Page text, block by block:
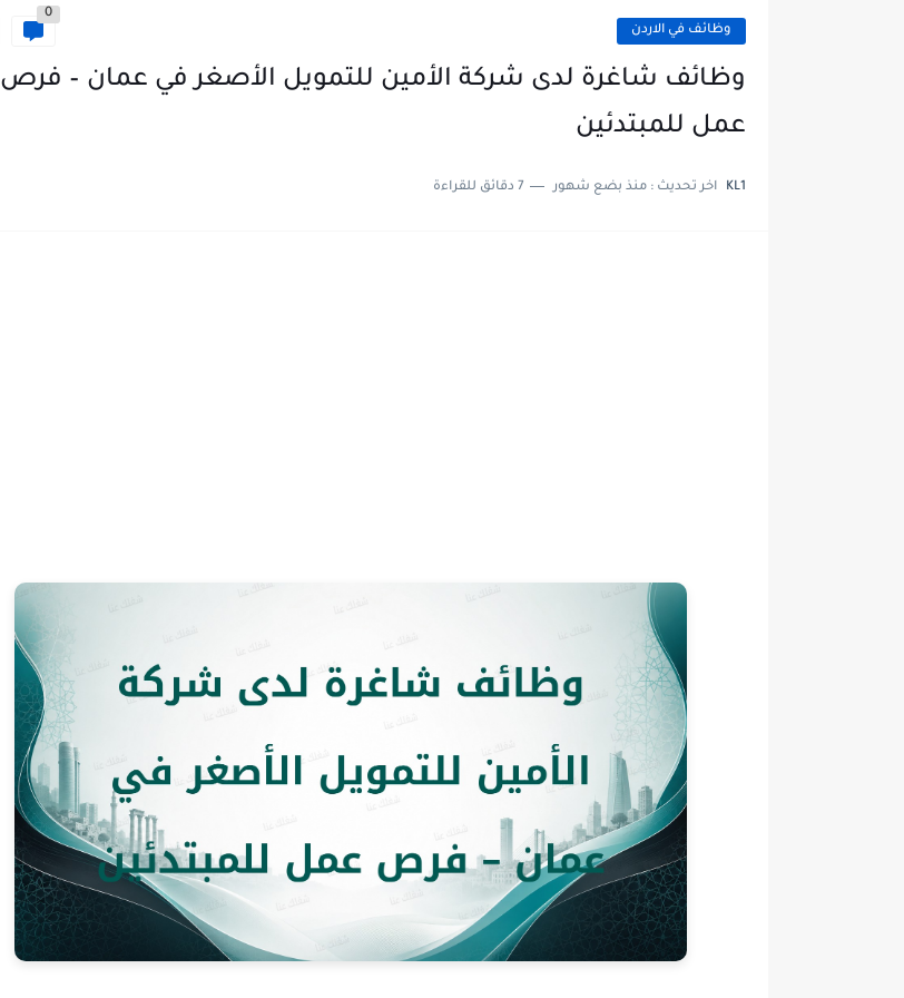
وظائف في الاردن
0
وظائف شاغرة لدى شركة الأمين للتمويل الأصغر في عمان – فرص
عمل للمبتدئين
KL1 اخر تحديث : منذ بضع شهور 7 دقائق للقراءة